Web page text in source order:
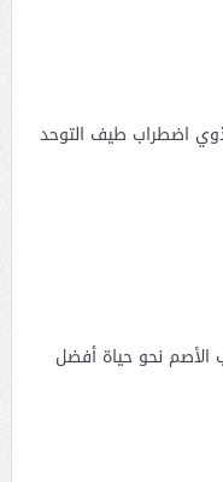
اضطراب طيف التوحد
الأصم نحو حياة أفضل